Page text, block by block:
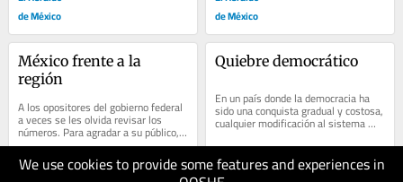
We use cookies to provide some features and experiences in
de México
de México
México frente a la
región
A los opositores del gobierno federal
a veces se les olvida revisar los
números. Para agradar a su público,
citan uno que otro indicador para...
19.02.2026
Quiebre democrático
En un país donde la democracia ha
sido una conquista gradual y costosa,
cualquier modificación al sistema
electoral debe analizarse con lupa.
La...
17.02.2026